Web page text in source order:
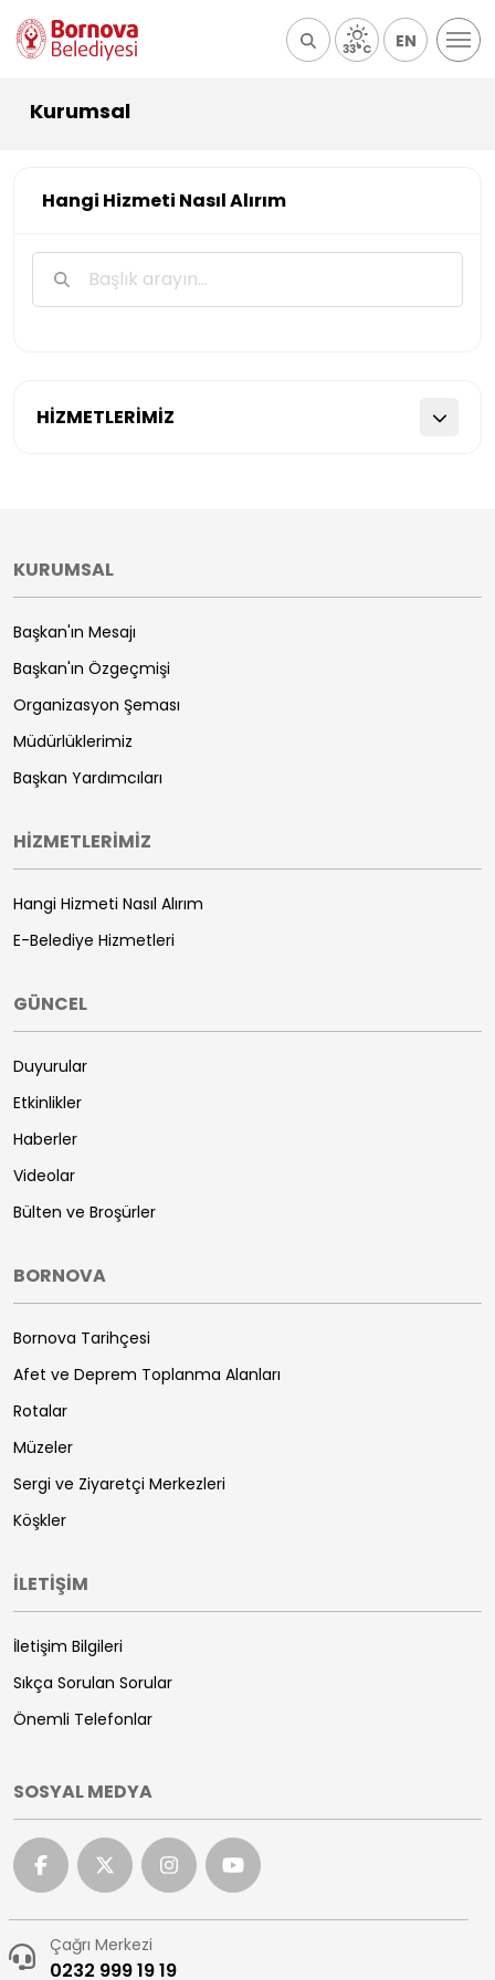
33°C EN
Kurumsal
HİZMETLERİMİZ
Hangi Hizmeti Nasıl Alırım
KURUMSAL
Başkan'ın Mesajı
Başkan'ın Özgeçmişi
Organizasyon Şeması
Müdürlüklerimiz
Başkan Yardımcıları
HİZMETLERİMİZ
Hangi Hizmeti Nasıl Alırım
E-Belediye Hizmetleri
GÜNCEL
Duyurular
Etkinlikler
Haberler
Videolar
Bülten ve Broşürler
BORNOVA
Bornova Tarihçesi
Afet ve Deprem Toplanma Alanları
Rotalar
Müzeler
Sergi ve Ziyaretçi Merkezleri
Köşkler
İLETİŞİM
İletişim Bilgileri
Sıkça Sorulan Sorular
Önemli Telefonlar
SOSYAL MEDYA
Çağrı Merkezi
0232 999 19 19